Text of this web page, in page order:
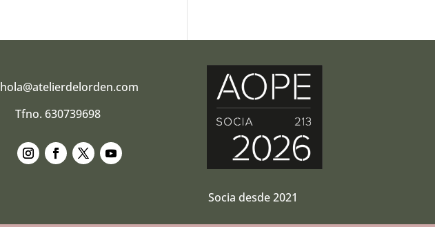
hola@atelierdelorden.com
Tfno. 630739698
Socia desde 2021